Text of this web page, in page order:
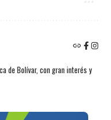
de Bolívar, con gran interés y